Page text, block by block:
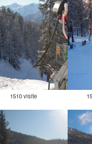
1510 visite